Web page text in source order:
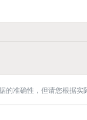
准确性，但请您根据实